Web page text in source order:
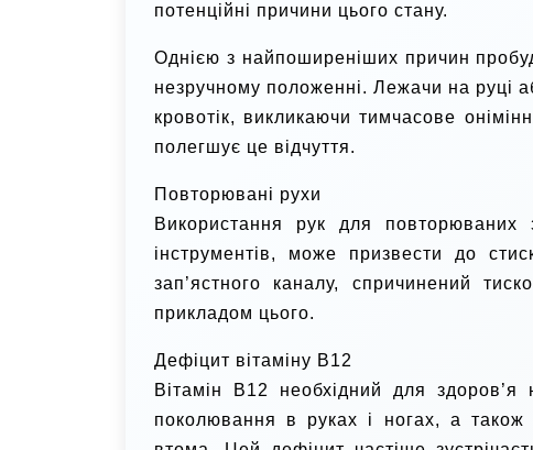
потенційні причини цього стану.
Однією з найпоширеніших причин
незручному положенні. Лежачи на руці
кровотік, викликаючи тимчасове
полегшує це відчуття.
Повторювані рухи
Використання рук для повторюваних
інструментів, може призвести до
зап’ястного каналу, спричинений
прикладом цього.
Дефіцит вітаміну B12
Вітамін B12 необхідний для
поколювання в руках і ногах, а також